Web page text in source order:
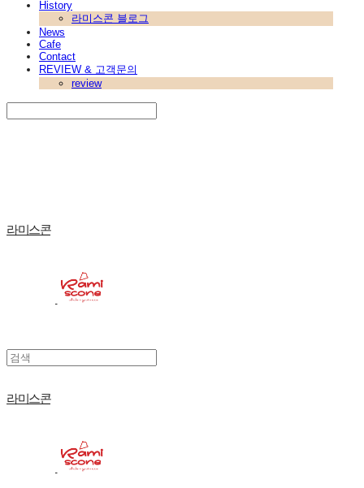
History
라미스콘 블로그
News
Cafe
Contact
REVIEW & 고객문의
review
라미스콘
라미스콘